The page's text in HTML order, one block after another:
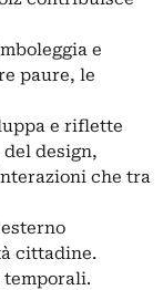
e
paure, le
e riflette
design,
che tra
cittadine.
temporali.